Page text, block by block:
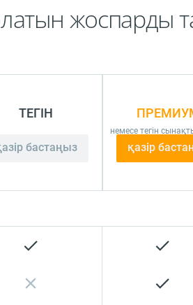
жоспарды
ТЕГІН
бастаңыз қазір
немесе тегін